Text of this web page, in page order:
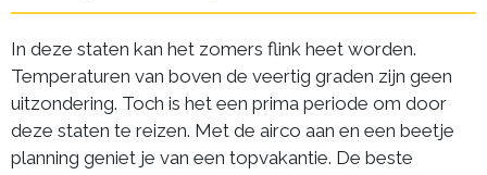
In deze staten kan het zomers flink heet worden.
Temperaturen van boven de veertig graden zijn geen
uitzondering. Toch is het een prima periode om door
deze staten te reizen. Met de airco aan en een beetje
planning geniet je van een topvakantie. De beste